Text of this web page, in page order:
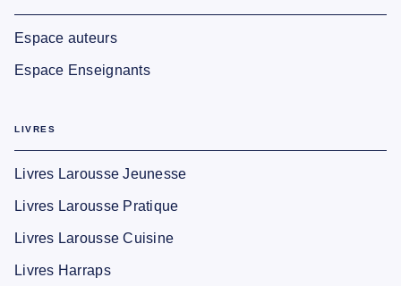
Espace auteurs
Espace Enseignants
LIVRES
Livres Larousse Jeunesse
Livres Larousse Pratique
Livres Larousse Cuisine
Livres Harraps